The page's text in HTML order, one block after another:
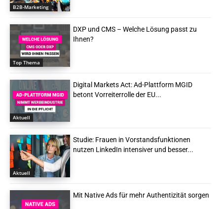
B2B-Marketing
Top Thema
DXP und CMS – Welche Lösung passt zu
Ihnen?
Aktuell
Digital Markets Act: Ad-Plattform MGID
betont Vorreiterrolle der EU...
Aktuell
Studie: Frauen in Vorstandsfunktionen
nutzen LinkedIn intensiver und besser...
Mit Native Ads für mehr Authentizität sorgen